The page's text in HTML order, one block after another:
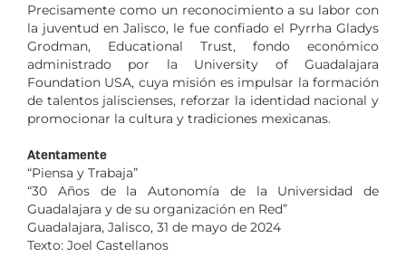
Precisamente como un reconocimiento a su labor con
la juventud en Jalisco, le fue confiado el Pyrrha Gladys
Grodman, Educational Trust, fondo económico
administrado por la University of Guadalajara
Foundation USA, cuya misión es impulsar la formación
de talentos jaliscienses, reforzar la identidad nacional y
promocionar la cultura y tradiciones mexicanas.
Atentamente
“Piensa y Trabaja”
“30 Años de la Autonomía de la Universidad de
Guadalajara y de su organización en Red”
Guadalajara, Jalisco, 31 de mayo de 2024
Texto: Joel Castellanos